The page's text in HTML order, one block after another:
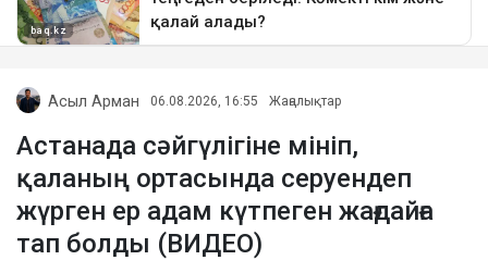
Асыл Арман 06.08.2026, 16:55 Жаңалықтар
Астанада сәйгүлігіне мініп,
қаланың ортасында серуендеп
жүрген ер адам күтпеген жағдайға
тап болды (ВИДЕО)